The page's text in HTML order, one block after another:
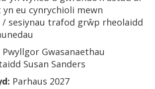
eu cynrychioli mewn
sesiynau trafod grŵp rheolaidd
Pwyllgor Gwasanaethau
Susan Sanders
Parhaus 2027